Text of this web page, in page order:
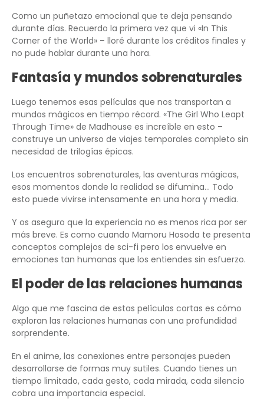
Como un puñetazo emocional que te deja pensando
durante días. Recuerdo la primera vez que vi «In This
Corner of the World» – lloré durante los créditos finales y
no pude hablar durante una hora.
Fantasía y mundos sobrenaturales
Luego tenemos esas películas que nos transportan a
mundos mágicos en tiempo récord. «The Girl Who Leapt
Through Time» de Madhouse es increíble en esto –
construye un universo de viajes temporales completo sin
necesidad de trilogías épicas.
Los encuentros sobrenaturales, las aventuras mágicas,
esos momentos donde la realidad se difumina… Todo
esto puede vivirse intensamente en una hora y media.
Y os aseguro que la experiencia no es menos rica por ser
más breve. Es como cuando Mamoru Hosoda te presenta
conceptos complejos de sci-fi pero los envuelve en
emociones tan humanas que los entiendes sin esfuerzo.
El poder de las relaciones humanas
Algo que me fascina de estas películas cortas es cómo
exploran las relaciones humanas con una profundidad
sorprendente.
En el anime, las conexiones entre personajes pueden
desarrollarse de formas muy sutiles. Cuando tienes un
tiempo limitado, cada gesto, cada mirada, cada silencio
cobra una importancia especial.